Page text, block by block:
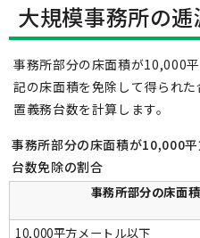
大規模事務所の逓
事務所部分の床面積が10,000
記の床面積を免除して得られ
置義務台数を計算します。
事務所部分の床面積が10,000
台数免除の割合
事務所部分の床面積
10,000平方メートル以下